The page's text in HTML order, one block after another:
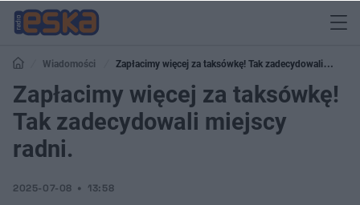
Wiadomości
Zapłacimy więcej za taksówkę! Tak zadecydowali
miejscy radni.
Zapłacimy więcej za taksówkę!
Tak zadecydowali miejscy
radni.
2025-07-08 13:58